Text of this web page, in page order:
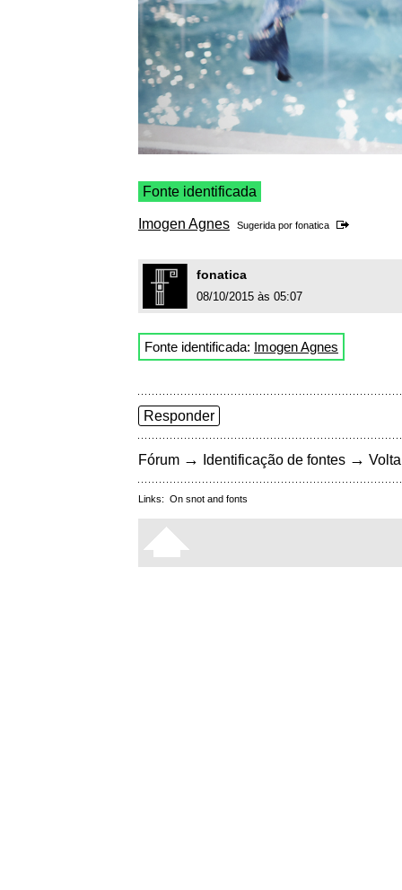
Fonte identificada
Imogen Agnes Sugerida por fonatica
fonatica
08/10/2015 às 05:07
Fonte identificada: Imogen Agnes
Responder
Fórum → Identificação de fontes →
Links: On snot and fonts